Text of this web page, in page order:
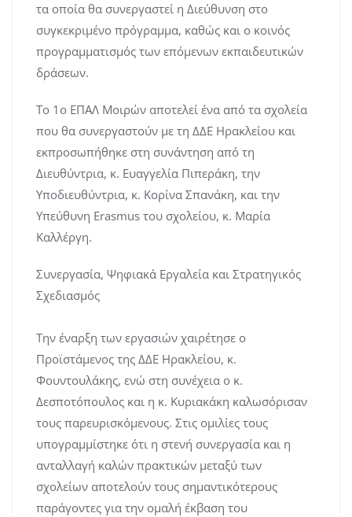
τα οποία θα συνεργαστεί η Διεύθυνση στο
συγκεκριμένο πρόγραμμα, καθώς και ο κοινός
προγραμματισμός των επόμενων εκπαιδευτικών
δράσεων.
Το 1ο ΕΠΑΛ Μοιρών αποτελεί ένα από τα σχολεία
που θα συνεργαστούν με τη ΔΔΕ Ηρακλείου και
εκπροσωπήθηκε στη συνάντηση από τη
Διευθύντρια, κ. Ευαγγελία Πιπεράκη, την
Υποδιευθύντρια, κ. Κορίνα Σπανάκη, και την
Υπεύθυνη Erasmus του σχολείου, κ. Μαρία
Καλλέργη.
Συνεργασία, Ψηφιακά Εργαλεία και Στρατηγικός
Σχεδιασμός
Την έναρξη των εργασιών χαιρέτησε ο
Προϊστάμενος της ΔΔΕ Ηρακλείου, κ.
Φουντουλάκης, ενώ στη συνέχεια ο κ.
Δεσποτόπουλος και η κ. Κυριακάκη καλωσόρισαν
τους παρευρισκόμενους. Στις ομιλίες τους
υπογραμμίστηκε ότι η στενή συνεργασία και η
ανταλλαγή καλών πρακτικών μεταξύ των
σχολείων αποτελούν τους σημαντικότερους
παράγοντες για την ομαλή έκβαση του